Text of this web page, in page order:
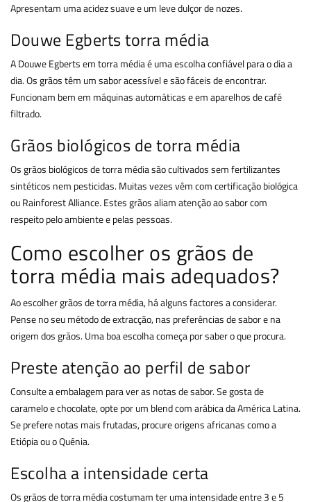
Apresentam uma acidez suave e um leve dulçor de nozes.
Douwe Egberts torra média
A Douwe Egberts em torra média é uma escolha confiável para o dia a
dia. Os grãos têm um sabor acessível e são fáceis de encontrar.
Funcionam bem em máquinas automáticas e em aparelhos de café
filtrado.
Grãos biológicos de torra média
Os grãos biológicos de torra média são cultivados sem fertilizantes
sintéticos nem pesticidas. Muitas vezes vêm com certificação biológica
ou Rainforest Alliance. Estes grãos aliam atenção ao sabor com
respeito pelo ambiente e pelas pessoas.
Como escolher os grãos de
torra média mais adequados?
Ao escolher grãos de torra média, há alguns factores a considerar.
Pense no seu método de extracção, nas preferências de sabor e na
origem dos grãos. Uma boa escolha começa por saber o que procura.
Preste atenção ao perfil de sabor
Consulte a embalagem para ver as notas de sabor. Se gosta de
caramelo e chocolate, opte por um blend com arábica da América Latina.
Se prefere notas mais frutadas, procure origens africanas como a
Etiópia ou o Quénia.
Escolha a intensidade certa
Os grãos de torra média costumam ter uma intensidade entre 3 e 5